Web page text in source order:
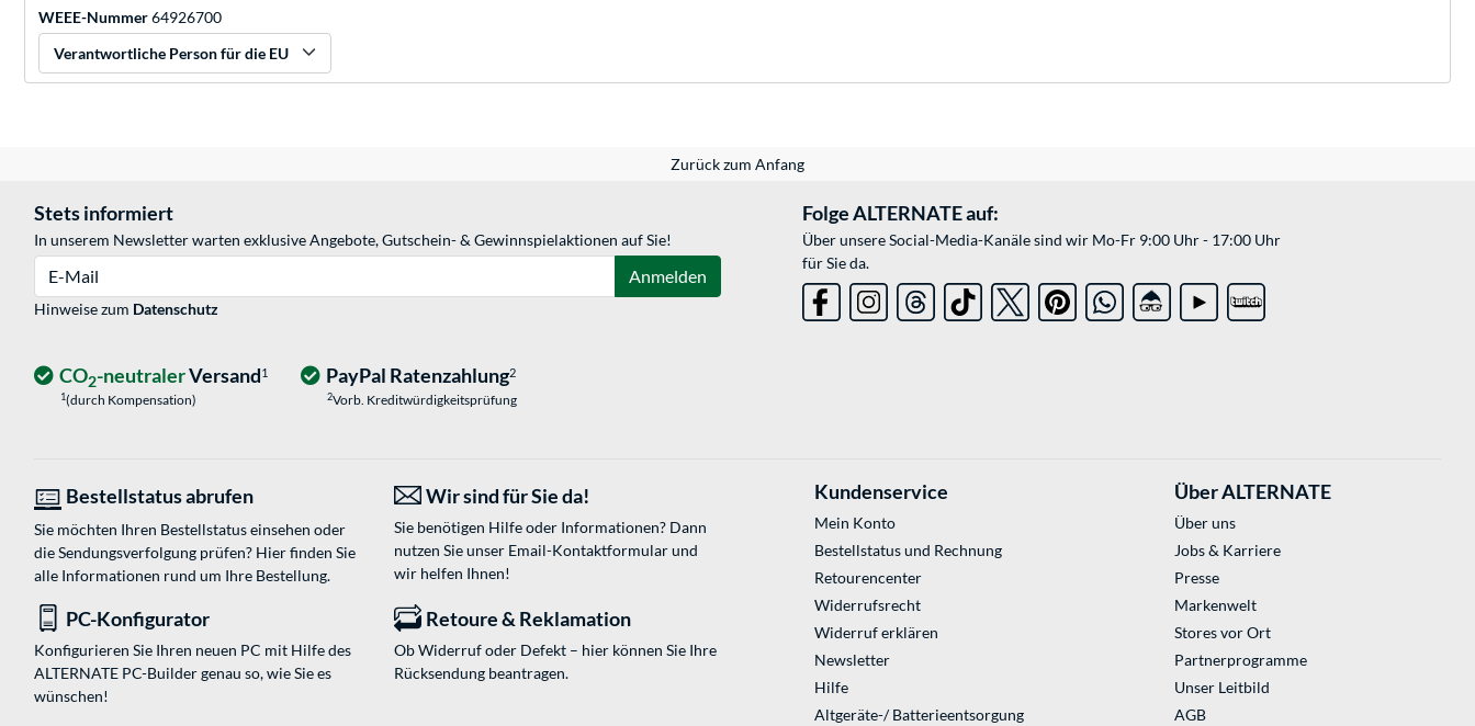
WEEE-Nummer64926700
Verantwortliche Person für die EU
Zurück zum Anfang
Stets informiert
In unserem Newsletter warten exklusive Angebote, Gutschein- & Gewinnspielaktionen auf Sie!
Anmelden
Hinweise zum Datenschutz
Folge ALTERNATE auf:
Über unsere Social-Media-Kanäle sind wir Mo-Fr 9:00 Uhr - 17:00 Uhr
für Sie da.
CO2-neutralerVersand1
1(durch Kompensation)
PayPal Ratenzahlung2
2Vorb. Kreditwürdigkeitsprüfung
Bestellstatus abrufen
Sie möchten Ihren Bestellstatus einsehen oder
die Sendungsverfolgung prüfen? Hier finden Sie
alle Informationen rund um Ihre Bestellung.
Wir sind für Sie da!
Sie benötigen Hilfe oder Informationen? Dann
nutzen Sie unser Email-Kontaktformularund
wir helfen Ihnen!
PC-Konfigurator
Konfigurieren Sie Ihren neuen PC mit Hilfe des
ALTERNATE PC-Builder genau so, wie Sie es
wünschen!
Retoure & Reklamation
Ob Widerruf oder Defekt – hier können Sie Ihre
Rücksendung beantragen.
Kundenservice
Mein Konto
Bestellstatus und Rechnung
Retourencenter
Widerrufsrecht
Widerruf erklären
Newsletter
Hilfe
Altgeräte-/ Batterieentsorgung
Über ALTERNATE
Über uns
Jobs & Karriere
Presse
Markenwelt
Stores vor Ort
Partnerprogramme
Unser Leitbild
AGB